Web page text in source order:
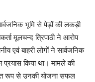
भूमि से पेड़ों की लकड़ी
मूलचन्द त्रिपाठी ने आरोप
एवं बाहरी लोगों ने सार्वजनिक
किया था। मामले की
रूप से उनकी योजना सफल